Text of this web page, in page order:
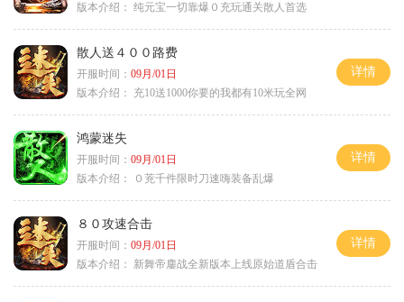
版本介绍： 纯元宝一切靠爆０充玩通关散人首选
散人送４００路费
开服时间： 09月/01日
版本介绍：
充10送1000你要的我都有10米玩全网
详情
鸿蒙迷失
开服时间： 09月/01日
版本介绍：
０茺千件限时刀速嗨装备乱爆
详情
８０攻速合击
开服时间： 09月/01日
版本介绍：
新舞帝鏖战全新版本上线原始道盾合击
详情